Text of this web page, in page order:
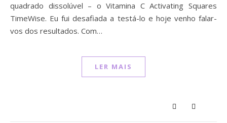
quadrado dissolúvel – o Vitamina C Activating Squares
TimeWise. Eu fui desafiada a testá-lo e hoje venho falar-
vos dos resultados. Com…
LER MAIS